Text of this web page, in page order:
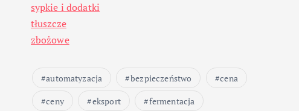
sypkie i dodatki
tłuszcze
zbożowe
automatyzacja bezpieczeństwo
cena
ceny
eksport
fermentacja